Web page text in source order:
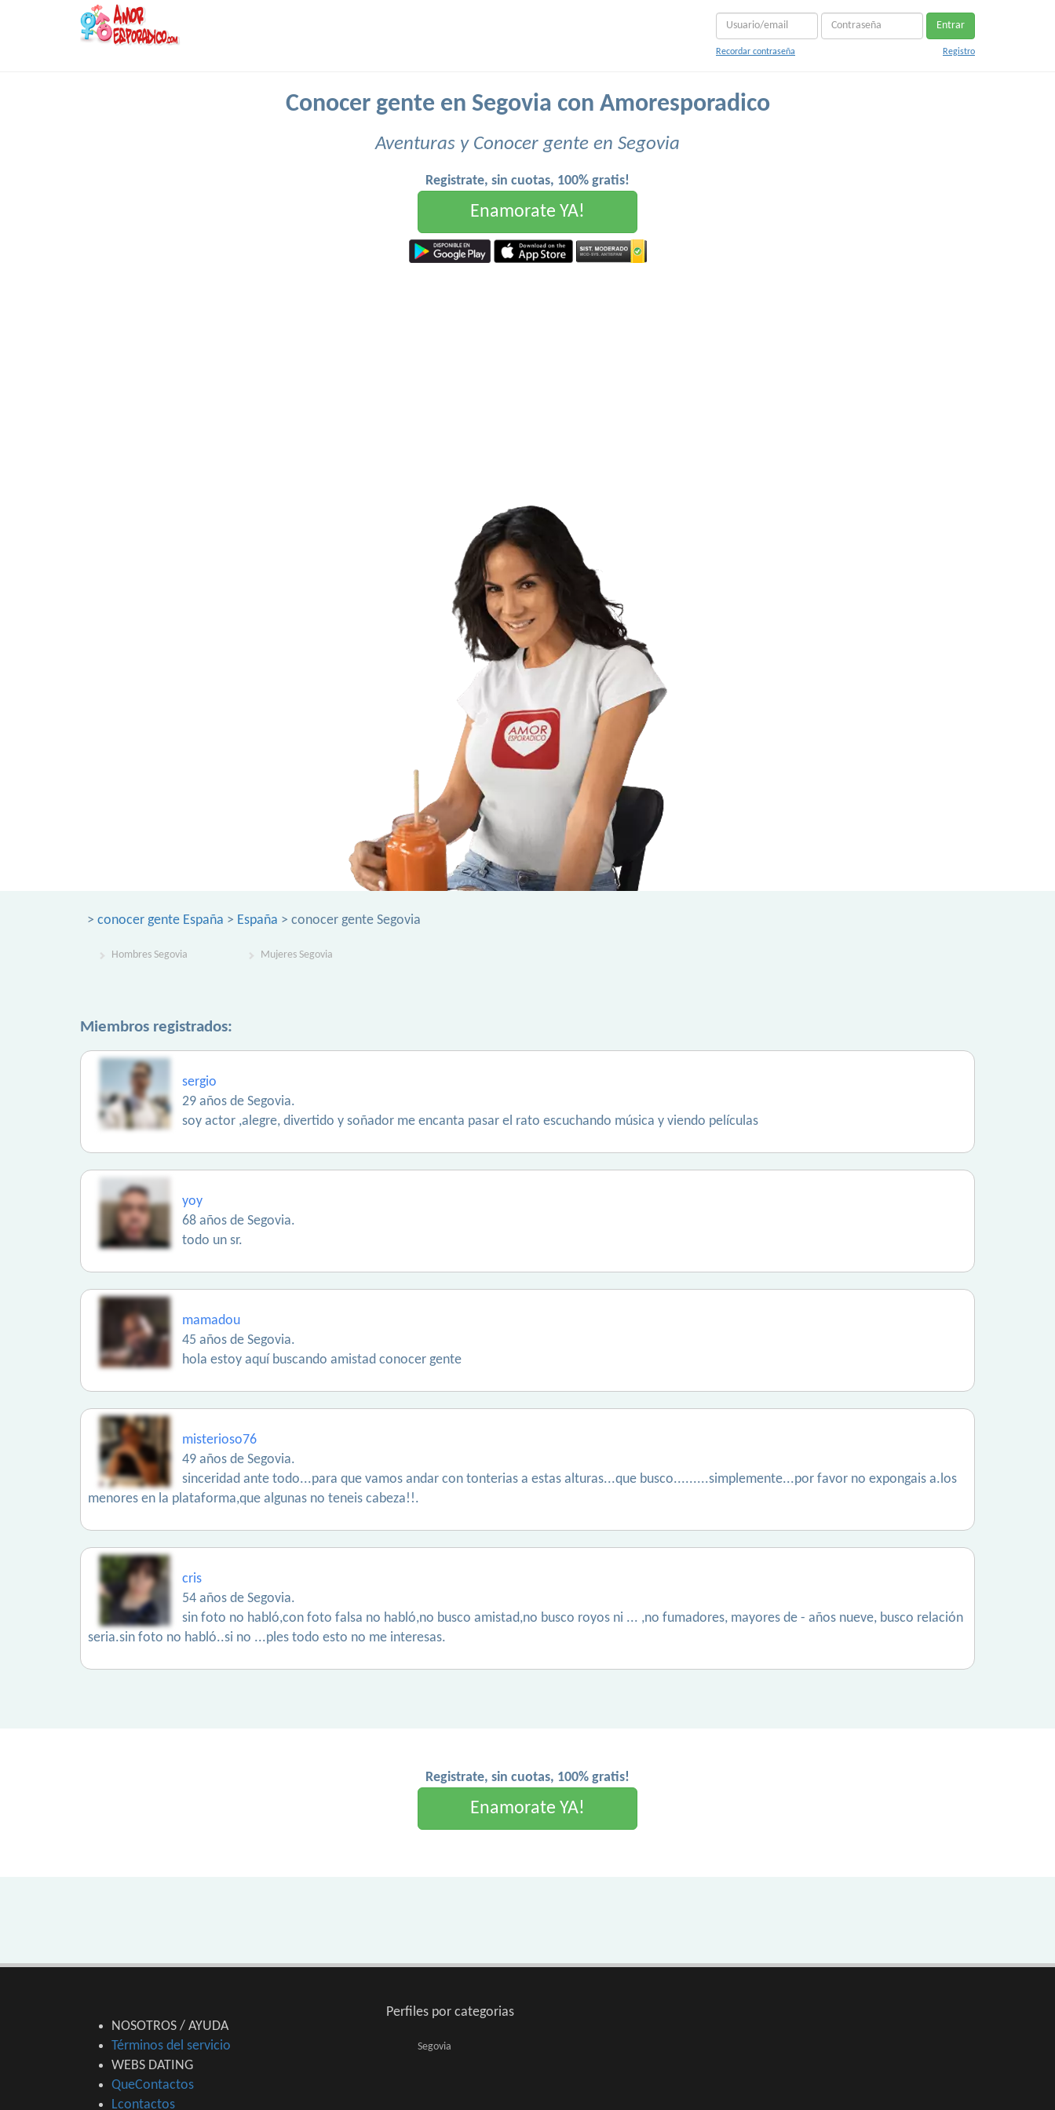
Entrar
Recordar contraseña Registro
Conocer gente en Segovia con Amoresporadico
Aventuras y Conocer gente en Segovia
Registrate, sin cuotas, 100% gratis!
Enamorate YA!
> conocer gente España > España > conocer gente Segovia
Hombres Segovia Mujeres Segovia
Miembros registrados:
sergio
29 años de Segovia.
soy actor ,alegre, divertido y soñador me encanta pasar el rato escuchando música y viendo películas
yoy
68 años de Segovia.
todo un sr.
mamadou
45 años de Segovia.
hola estoy aquí buscando amistad conocer gente
misterioso76
49 años de Segovia.
sinceridad ante todo...para que vamos andar con tonterias a estas alturas...que busco.........simplemente...por favor no expongais a.los
menores en la plataforma,que algunas no teneis cabeza!!.
cris
54 años de Segovia.
sin foto no habló,con foto falsa no habló,no busco amistad,no busco royos ni ... ,no fumadores, mayores de - años nueve, busco relación
seria.sin foto no habló..si no ...ples todo esto no me interesas.
Registrate, sin cuotas, 100% gratis!
Enamorate YA!
NOSOTROS / AYUDA
Términos del servicio
WEBS DATING
QueContactos
Lcontactos
Perfiles por categorias
Segovia